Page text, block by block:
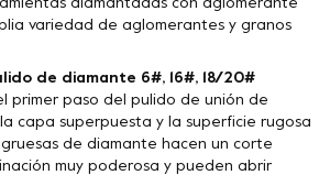
diamantadas con aglomerante
variedad de aglomerantes y granos
de diamante 6#, 16#, 18/20#
primer paso del pulido de unión de
capa superpuesta y la superficie rugosa
de diamante hacen un corte
muy poderosa y pueden abrir